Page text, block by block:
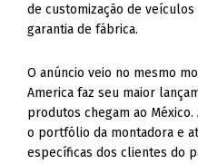
de customização de
garantia de fábrica.
O anúncio veio no mesmo
America faz seu maior
produtos chegam ao
o portfólio da montadora e
específicas dos clientes do